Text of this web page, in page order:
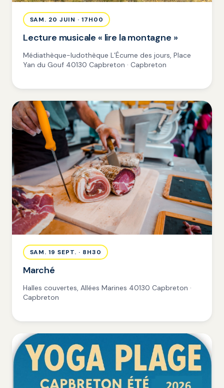
SAM. 20 JUIN · 17H00
Lecture musicale « lire la montagne »
Médiathèque-ludothèque L’Écume des jours, Place
Yan du Gouf 40130 Capbreton · Capbreton
SAM. 19 SEPT. · 8H30
Marché
Halles couvertes, Allées Marines 40130 Capbreton ·
Capbreton